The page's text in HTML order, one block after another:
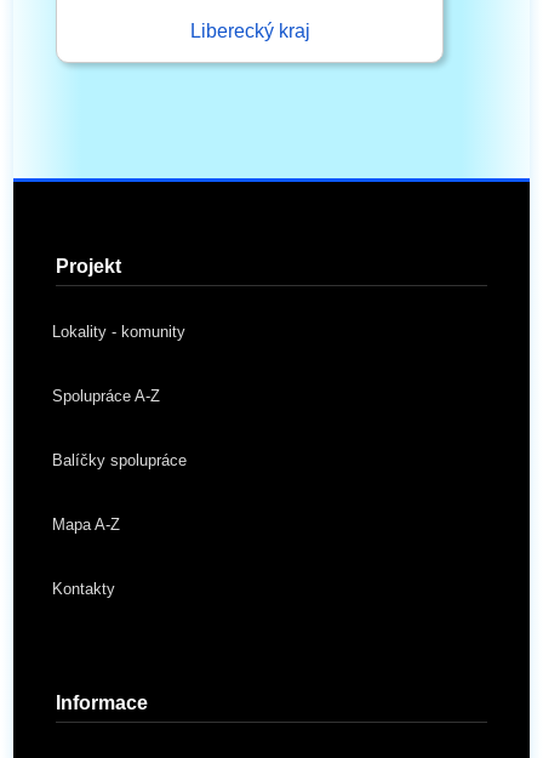
Liberecký kraj
Projekt
Lokality - komunity
Spolupráce A-Z
Balíčky spolupráce
Mapa A-Z
Kontakty
Informace